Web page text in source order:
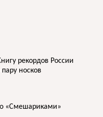
рекордов России
носков
«Смешариками»